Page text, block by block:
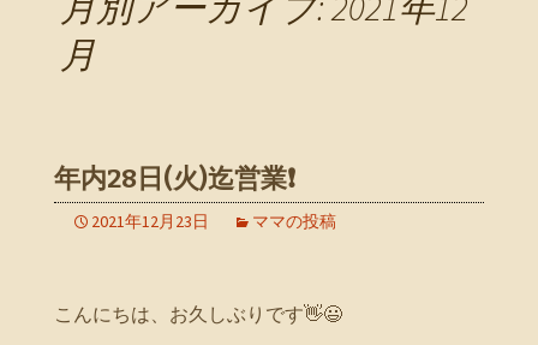
月
年内28日(火)迄営業❗
2021年12月23日 ママの投稿
こんにちは、お久しぶりです👋😃